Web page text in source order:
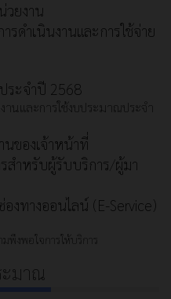
ยงาน
รดําเนินงานและการใช้จ่าย
ระจำปี 2568
นและการใช้งบประมาณประจำ
ของเจ้าหน้าที่
สำหรับผู้รับบริการ/ผู้มา
งทางออนไลน์ (E-Service)
มพึงพอใจการให้บริการ
ะมาณ